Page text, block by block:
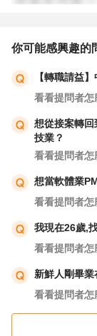
祝福 找到高薪的
你可能感興趣的
【轉職請益
看看提問者怎
想從接案轉
技業？
看看提問者怎
想當軟體業
看看提問者怎
我現在26歲,
看看提問者怎
新鮮人剛畢
看看提問者怎